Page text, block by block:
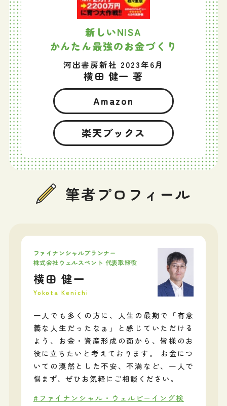
新しいNISA
かんたん最強のお金づくり
河出書房新社 2023年6月
横田 健一 著
Amazon
楽天ブックス
筆者プロフィール
ファイナンシャルプランナー
株式会社ウェルスペント 代表取締役
横田 健一
Yokota Kenichi
一人でも多くの方に、人生の最期で「有意
義な人生だったなぁ」と感じていただける
よう、お金・資産形成の面から、皆様のお
役に立ちたいと考えております。 お金につ
いての漠然とした不安、不満など、一人で
悩まず、ぜひお気軽にご相談ください。
#ファイナンシャル・ウェルビーイング検